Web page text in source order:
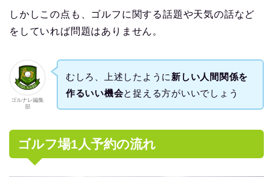
しかしこの点も、ゴルフに関する話題や天気の話など
をしていれば問題はありません。
ゴルナレ編集
部
むしろ、上述したように 新しい人間関係を
作るいい機会と捉える方がいいでしょう
ゴルフ場1人予約の流れ